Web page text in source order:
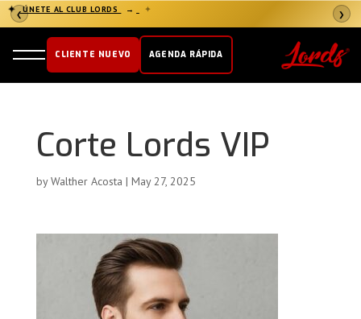
❮ ❯
✦ ÚNETE AL CLUB LORDS → ✦
CLIENTE NUEVO AGENDA RÁPIDA
Corte Lords VIP
byWalther Acosta | May 27, 2025